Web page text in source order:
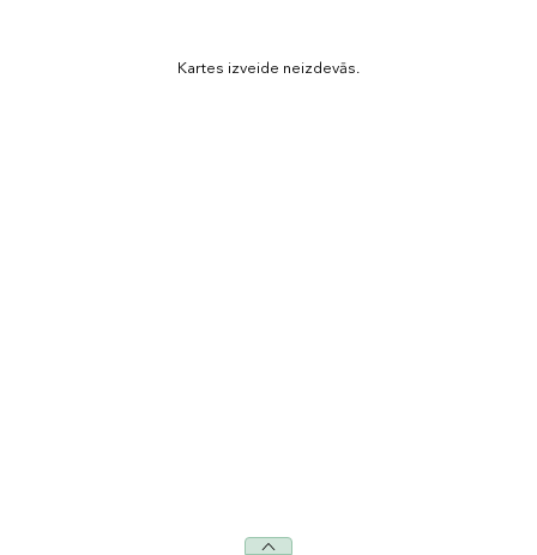
Kartes izveide neizdevās.